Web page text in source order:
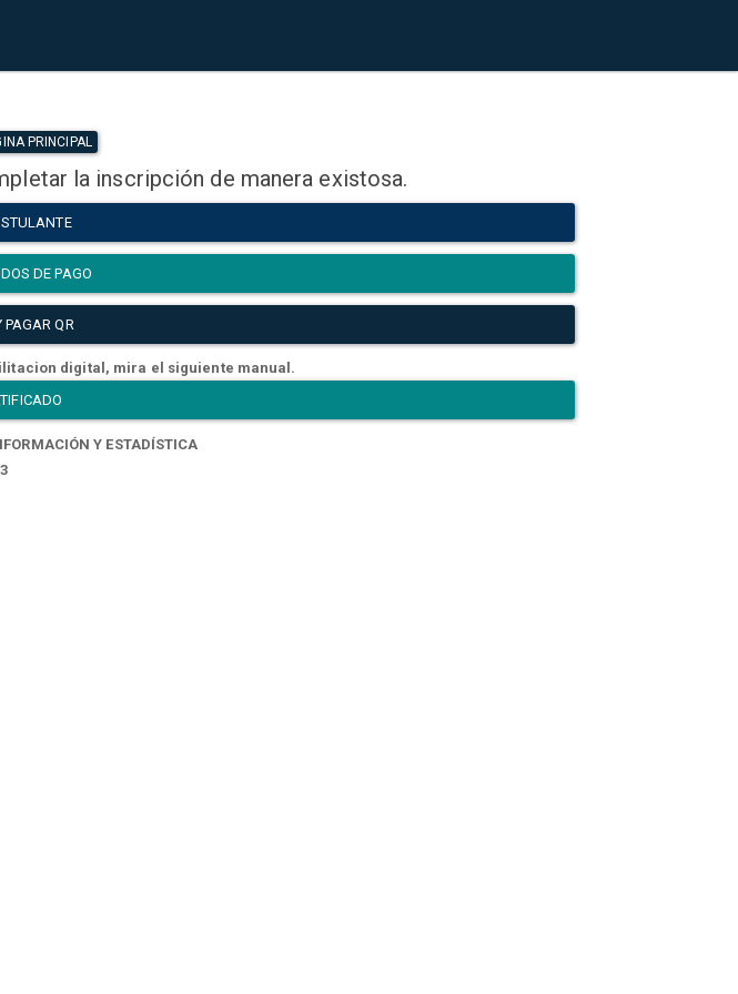
PRINCIPAL
la inscripción de manera existosa.
DE PAGO
PAGAR QR
digital, mira el siguiente manual.
Y ESTADÍSTICA